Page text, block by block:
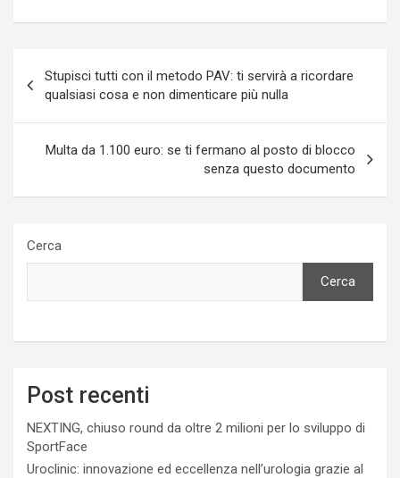
articoli
Stupisci tutti con il metodo PAV: ti servirà a ricordare
qualsiasi cosa e non dimenticare più nulla
Multa da 1.100 euro: se ti fermano al posto di blocco
senza questo documento
Cerca
Cerca
Post recenti
NEXTING, chiuso round da oltre 2 milioni per lo sviluppo di
SportFace
Uroclinic: innovazione ed eccellenza nell’urologia grazie al